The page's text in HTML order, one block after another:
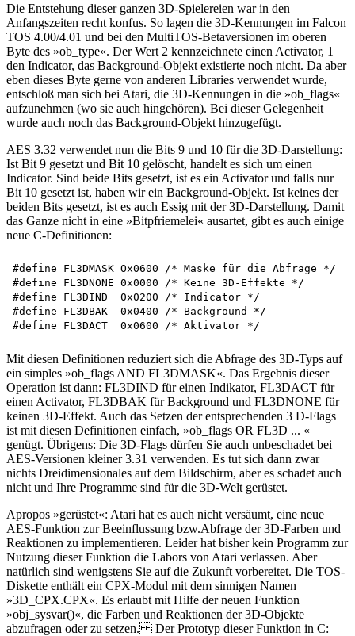
Die Entstehung dieser ganzen 3D-Spielereien war in den
Anfangszeiten recht konfus. So lagen die 3D-Kennungen im Falcon
TOS 4.00/4.01 und bei den MultiTOS-Betaversionen im oberen
Byte des »ob_type«. Der Wert 2 kennzeichnete einen Activator, 1
den Indicator, das Background-Objekt existierte noch nicht. Da aber
eben dieses Byte gerne von anderen Libraries verwendet wurde,
entschloß man sich bei Atari, die 3D-Kennungen in die »ob_flags«
aufzunehmen (wo sie auch hingehören). Bei dieser Gelegenheit
wurde auch noch das Background-Objekt hinzugefügt.
AES 3.32 verwendet nun die Bits 9 und 10 für die 3D-Darstellung:
Ist Bit 9 gesetzt und Bit 10 gelöscht, handelt es sich um einen
Indicator. Sind beide Bits gesetzt, ist es ein Activator und falls nur
Bit 10 gesetzt ist, haben wir ein Background-Objekt. Ist keines der
beiden Bits gesetzt, ist es auch Essig mit der 3D-Darstellung. Damit
das Ganze nicht in eine »Bitpfriemelei« ausartet, gibt es auch einige
neue C-Definitionen:
#define FL3DMASK Ox0600	/* Maske für die Abfrage */
#define FL3DNONE 0x0000	/* Keine 3D-Effekte */
#define FL3DIND  0x0200	/* Indicator */
#define FL3DBAK  0x0400	/* Background */
Mit diesen Definitionen reduziert sich die Abfrage des 3D-Typs auf
ein simples »ob_flags AND FL3DMASK«. Das Ergebnis dieser
Operation ist dann: FL3DIND für einen Indikator, FL3DACT für
einen Activator, FL3DBAK für Background und FL3DNONE für
keinen 3D-Effekt. Auch das Setzen der entsprechenden 3 D-Flags
ist mit diesen Definitionen einfach, »ob_flags OR FL3D ... «
genügt. Übrigens: Die 3D-Flags dürfen Sie auch unbeschadet bei
AES-Versionen kleiner 3.31 verwenden. Es tut sich dann zwar
nichts Dreidimensionales auf dem Bildschirm, aber es schadet auch
nicht und Ihre Programme sind für die 3D-Welt gerüstet.
Apropos »gerüstet«: Atari hat es auch nicht versäumt, eine neue
AES-Funktion zur Beeinflussung bzw.Abfrage der 3D-Farben und
Reaktionen zu implementieren. Leider hat bisher kein Programm zur
Nutzung dieser Funktion die Labors von Atari verlassen. Aber
natürlich sind wenigstens Sie auf die Zukunft vorbereitet. Die TOS-
Diskette enthält ein CPX-Modul mit dem sinnigen Namen
»3D_CPX.CPX«. Es erlaubt mit Hilfe der neuen Funktion
»obj_sysvar()«, die Farben und Reaktionen der 3D-Objekte
abzufragen oder zu setzen. Der Prototyp dieser Funktion in C: